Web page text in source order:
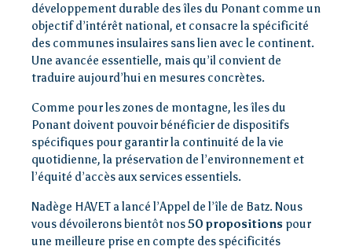
Accueil
développement durable des îles du Ponant comme un
objectif d’intérêt national, et consacre la spécificité
des communes insulaires sans lien avec le continent.
Une avancée essentielle, mais qu’il convient de
traduire aujourd’hui en mesures concrètes.
Comme pour les zones de montagne, les îles du
Ponant doivent pouvoir bénéficier de dispositifs
spécifiques pour garantir la continuité de la vie
quotidienne, la préservation de l’environnement et
l’équité d’accès aux services essentiels.
Nadège HAVET a lancé l’Appel de l’île de Batz. Nous
vous dévoilerons bientôt nos50 propositions pour
une meilleure prise en compte des spécificités